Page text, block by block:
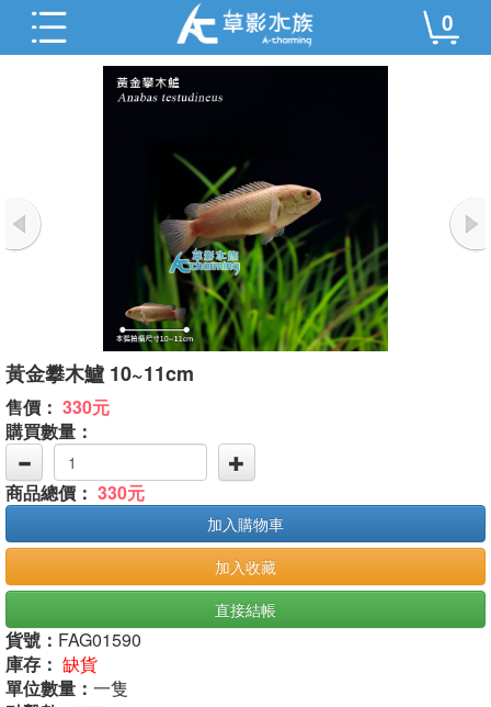
0
黃金攀木鱸 10~11cm
售價： 330元
購買數量：
商品總價： 330元
加入購物車
加入收藏
直接結帳
貨號： FAG01590
庫存： 缺貨
單位數量： 一隻